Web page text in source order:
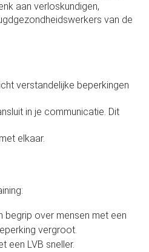
aan verloskundigen,
van de
verstandelijke beperkingen
in je communicatie. Dit
elkaar.
begrip over mensen met een
vergroot.
een LVB sneller.